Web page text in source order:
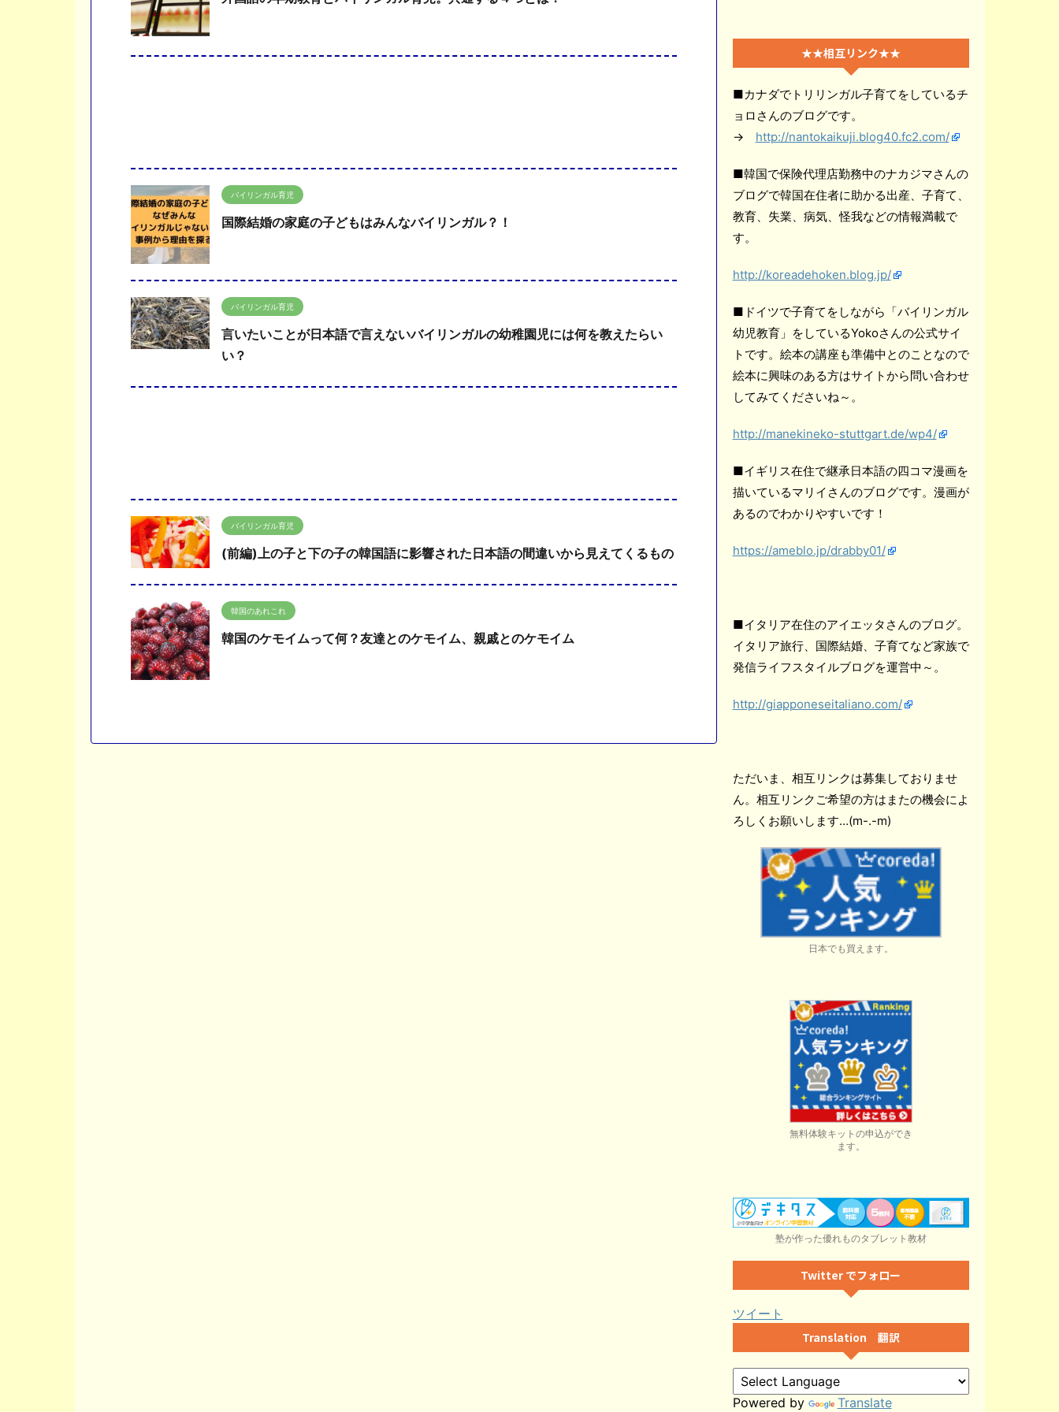
バイリンガル育児
国際結婚の家庭の子どもはみんなバイリンガル？！
バイリンガル育児
言いたいことが日本語で言えないバイリンガルの幼稚園児には何を教えたらい
い？
バイリンガル育児
(前編)上の子と下の子の韓国語に影響された日本語の間違いから見えてくるもの
韓国のあれこれ
韓国のケモイムって何？友達とのケモイム、親戚とのケモイム
★★相互リンク★★
■カナダでトリリンガル子育てをしているチ
ョロさんのブログです。
→ http://nantokaikuji.blog40.fc2.com/
■韓国で保険代理店勤務中のナカジマさんの
ブログで韓国在住者に助かる出産、子育て、
教育、失業、病気、怪我などの情報満載で
す。
http://koreadehoken.blog.jp/
■ドイツで子育てをしながら「バイリンガル
幼児教育」をしているYokoさんの公式サイ
トです。絵本の講座も準備中とのことなので
絵本に興味のある方はサイトから問い合わせ
してみてくださいね～。
http://manekineko-stuttgart.de/wp4/
■イギリス在住で継承日本語の四コマ漫画を
描いているマリイさんのブログです。漫画が
あるのでわかりやすいです！
https://ameblo.jp/drabby01/
■イタリア在住のアイエッタさんのブログ。
イタリア旅行、国際結婚、子育てなど家族で
発信ライフスタイルブログを運営中～。
http://giapponeseitaliano.com/
ただいま、相互リンクは募集しておりませ
ん。相互リンクご希望の方はまたの機会によ
ろしくお願いします…(m-.-m)
日本でも買えます。
無料体験キットの申込ができ
ます。
塾が作った優れものタブレット教材
Twitter でフォロー
ツイート
Translation 翻訳
Powered by Translate